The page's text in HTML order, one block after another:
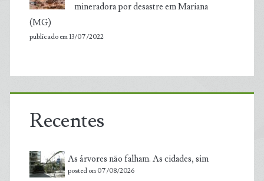
mineradora por desastre em Mariana
(MG)
publicado em 13/07/2022
Recentes
As árvores não falham. As cidades, sim
posted on 07/08/2026